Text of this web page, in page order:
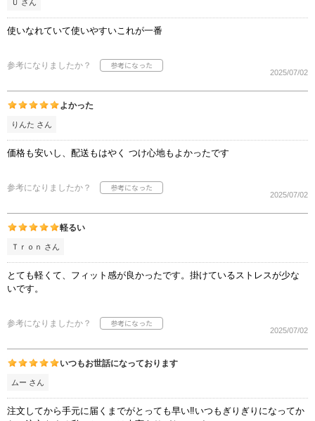
Ｕ さん
使いなれていて使いやすいこれが一番
参考になりましたか？
2025/07/02
よかった
りんた さん
価格も安いし、配送もはやく つけ心地もよかったです
参考になりましたか？
2025/07/02
軽るい
Ｔｒｏｎ さん
とても軽くて、フィット感が良かったです。掛けているストレスが少な
いです。
参考になりましたか？
2025/07/02
いつもお世話になっております
ムー さん
注文してから手元に届くまでがとっても早い‼いつもぎりぎりになってか